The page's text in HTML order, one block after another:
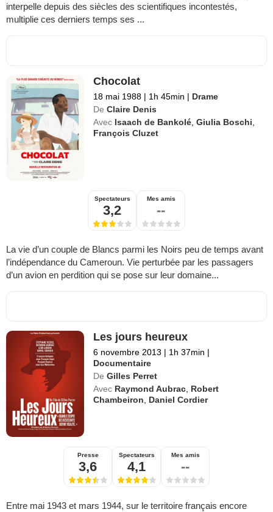
interpelle depuis des siècles des scientifiques incontestés,
multiplie ces derniers temps ses ...
Chocolat
18 mai 1988 | 1h 45min | Drame
De Claire Denis
Avec Isaach de Bankolé ,Giulia Boschi
François Cluzet
Spectateurs
3,2
Mes amis
--
La vie d’un couple de Blancs parmi les Noirs peu de temps avant
l’indépendance du Cameroun. Vie perturbée par les passagers
d’un avion en perdition qui se pose sur leur domaine...
Les jours heureux
6 novembre 2013 | 1h 37min |
Documentaire
De Gilles Perret
Avec Raymond Aubrac, Robert
Chambeiron, Daniel Cordier
Presse
3,6
Spectateurs
4,1
Mes amis
--
Entre mai 1943 et mars 1944, sur le territoire français encore